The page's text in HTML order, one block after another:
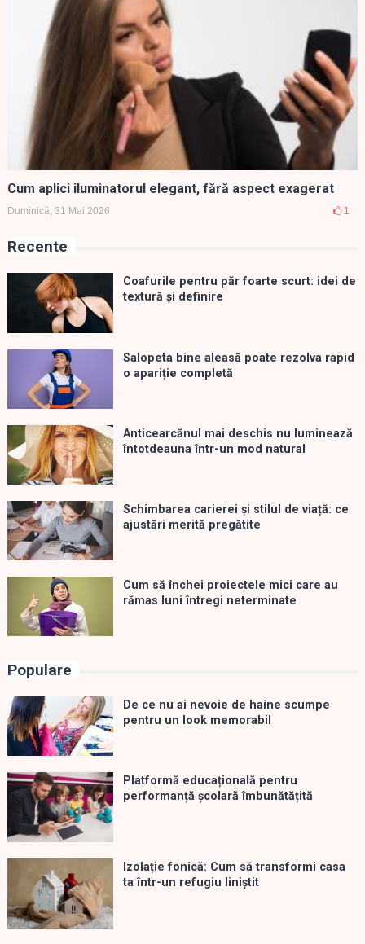
Cum aplici iluminatorul elegant, fără aspect exagerat
Duminică, 31 Mai 2026 1
Recente
Coafurile pentru păr foarte scurt: idei de
textură și definire
Salopeta bine aleasă poate rezolva rapid
o apariție completă
Anticearcănul mai deschis nu luminează
întotdeauna într-un mod natural
Schimbarea carierei și stilul de viață: ce
ajustări merită pregătite
Cum să închei proiectele mici care au
rămas luni întregi neterminate
Populare
De ce nu ai nevoie de haine scumpe
pentru un look memorabil
Platformă educațională pentru
performanță școlară îmbunătățită
Izolație fonică: Cum să transformi casa
ta într-un refugiu liniștit